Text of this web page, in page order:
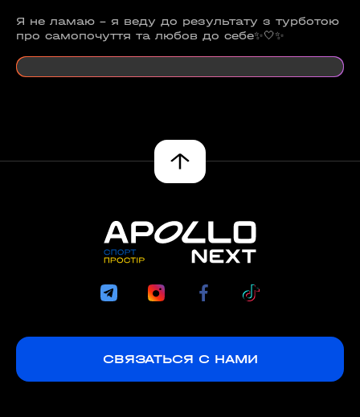
Я не ламаю - я веду до результату з турботою
про самопочуття та любов до себе✨🤍✨
СВЯЗАТЬСЯ С НАМИ